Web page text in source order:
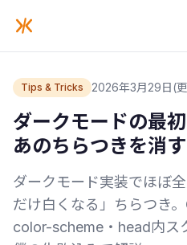
Tips & Tricks 2026年3月29日(
ダークモードの最
あのちらつきを消
ダークモード実装でほぼ
だけ白くなる」ちらつき
color-scheme・head内ス